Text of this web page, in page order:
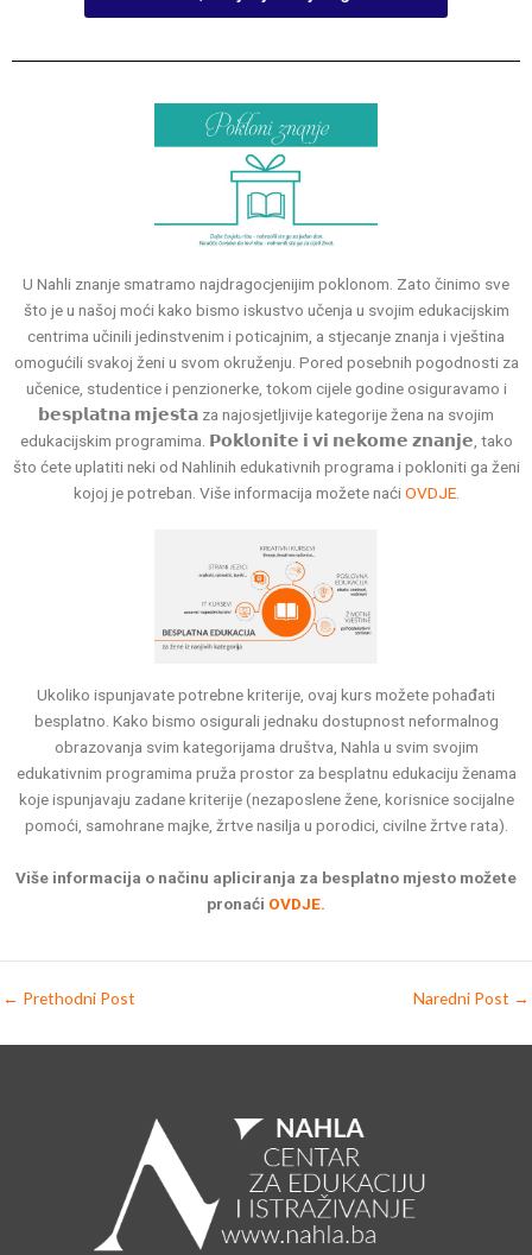
U Nahli znanje smatramo najdragocjenijim poklonom. Zato činimo sve
što je u našoj moći kako bismo iskustvo učenja u svojim edukacijskim
centrima učinili jedinstvenim i poticajnim, a stjecanje znanja i vještina
omogućili svakoj ženi u svom okruženju. Pored posebnih pogodnosti za
učenice, studentice i penzionerke, tokom cijele godine osiguravamo i
𝗯𝗲𝘀𝗽𝗹𝗮𝘁𝗻𝗮 𝗺𝗷𝗲𝘀𝘁𝗮 za najosjetljivije kategorije žena na svojim
edukacijskim programima. 𝗣𝗼𝗸𝗹𝗼𝗻𝗶𝘁𝗲 𝗶 𝘃𝗶 𝗻𝗲𝗸𝗼𝗺𝗲 𝘇𝗻𝗮𝗻𝗷𝗲, tako
što ćete uplatiti neki od Nahlinih edukativnih programa i pokloniti ga ženi
kojoj je potreban. Više informacija možete naćiOVDJE.
Ukoliko ispunjavate potrebne kriterije, ovaj kurs možete pohađati
besplatno. Kako bismo osigurali jednaku dostupnost neformalnog
obrazovanja svim kategorijama društva, Nahla u svim svojim
edukativnim programima pruža prostor za besplatnu edukaciju ženama
koje ispunjavaju zadane kriterije (nezaposlene žene, korisnice socijalne
pomoći, samohrane majke, žrtve nasilja u porodici, civilne žrtve rata).
Više informacija o načinu apliciranja za besplatno mjesto možete
pronaći OVDJE.
← Prethodni Post Naredni Post →